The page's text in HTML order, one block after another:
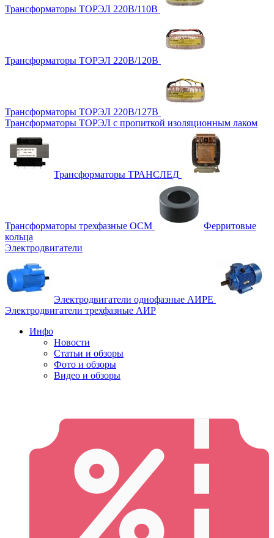
Трансформаторы ТОРЭЛ 220В/110В
Трансформаторы ТОРЭЛ 220В/120В
Трансформаторы ТОРЭЛ 220В/127В
Трансформаторы ТОРЭЛ с пропиткой изоляционным лаком
Трансформаторы ТРАНСЛЕД
Трансформаторы трехфазные ОСМ
Ферритовые
кольца
Электродвигатели
Электродвигатели однофазные АИРЕ
Электродвигатели трехфазные АИР
Инфо
Новости
Статьи и обзоры
Фото и обзоры
Видео и обзоры